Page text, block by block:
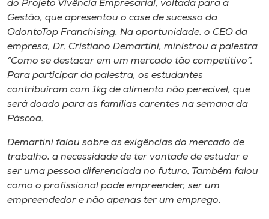
Museu
Unoesc
Store
Selecione
A+
do Projeto Vivência Empresarial, voltada para a
Gestão, que apresentou o case de sucesso da
OdontoTop Franchising. Na oportunidade, o CEO da
empresa, Dr. Cristiano Demartini, ministrou a palestra
“Como se destacar em um mercado tão competitivo”.
Para participar da palestra, os estudantes
contribuíram com 1kg de alimento não perecível, que
será doado para as famílias carentes na semana da
Páscoa.
Demartini falou sobre as exigências do mercado de
trabalho, a necessidade de ter vontade de estudar e
ser uma pessoa diferenciada no futuro. Também falou
como o profissional pode empreender, ser um
empreendedor e não apenas ter um emprego.